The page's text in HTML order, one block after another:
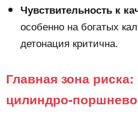
Чувствительность к
особенно на богатых
детонация критична.
Главная зона
цилиндро-